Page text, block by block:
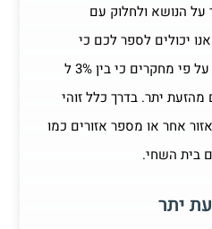
על הנושא ולחלוק עם
יכולים לספר לכם כי
הספרות הרפואית מעריכה על פי מחקרים כי בין 3% ל
מהזעת יתר. בדרך כלל זוהי
אחר או מספר אזורים כמו
בית השחי.
יתר